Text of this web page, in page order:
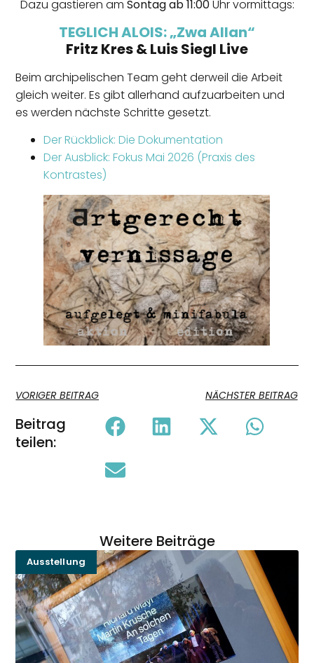
Dazu gastieren am Sontag ab 11:00Uhr vormittags:
TEGLICH ALOIS: „zwa Allan“
Fritz Kres & Luis Siegl Live
Beim archipelischen Team geht derweil die Arbeit
gleich weiter. Es gibt allerhand aufzuarbeiten und
es werden nächste Schritte gesetzt.
Der Rückblick: Die Dokumentation
Der Ausblick: Fokus Mai 2026 (Praxis des
Kontrastes)
VORIGER BEITRAG NÄCHSTER BEITRAG
Beitrag
teilen:
Weitere Beiträge
Ausstellung